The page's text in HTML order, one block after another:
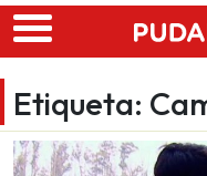
Skip to main content
Etiqueta: